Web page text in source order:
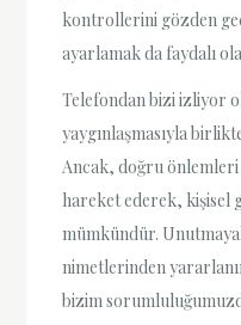
kontrollerini gözden
ayarlamak da faydalı
Telefondan bizi izliyor
yaygınlaşmasıyla
Ancak, doğru
hareket ederek, kişisel
mümkündür.
nimetlerinden
bizim